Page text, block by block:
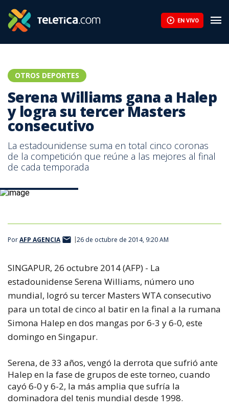
EN VIVO
OTROS DEPORTES
Serena Williams gana a Halep
y logra su tercer Masters
consecutivo
La estadounidense suma en total cinco coronas
de la competición que reúne a las mejores al final
de cada temporada
PorAFP AGENCIA 26 de octubre de 2014, 9:20 AM
SINGAPUR, 26 octubre 2014 (AFP) - La
estadounidense Serena Williams, número uno
mundial, logró su tercer Masters WTA consecutivo
para un total de cinco al batir en la final a la rumana
Simona Halep en dos mangas por 6-3 y 6-0, este
domingo en Singapur.
Serena, de 33 años, vengó la derrota que sufrió ante
Halep en la fase de grupos de este torneo, cuando
cayó 6-0 y 6-2, la más amplia que sufría la
dominadora del tenis mundial desde 1998.